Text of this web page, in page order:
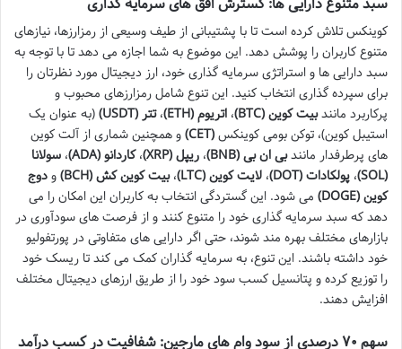
کوینکس تلاش کرده است تا با پشتیبانی از طیف وسیعی از رمزارزها، نیازهای
متنوع کاربران را پوشش دهد. این موضوع به شما اجازه می دهد تا با توجه به
سبد دارایی ها و استراتژی سرمایه گذاری خود، ارز دیجیتال مورد نظرتان را
برای سپرده گذاری انتخاب کنید. این تنوع شامل رمزارزهای محبوب و
پرکاربرد مانندبیت کوین (BTC) ، اتریوم (ETH) ،تتر (USDT)
(به عنوان یک
استیبل کوین)، توکن بومی کوینکس(CET)
و همچنین شماری از آلت کوین
های پرطرفدار مانندبی ان بی (BNB) ، ریپل (XRP) ،کاردانو (ADA) ، سولانا
(SOL)
، پولکادات (DOT) ، لایت کوین (LTC) ،بیت کوین کش (BCH) ودوج
کوین (DOGE)
می شود. این گستردگی انتخاب به کاربران این امکان را می
دهد که سبد سرمایه گذاری خود را متنوع کنند و از فرصت های سودآوری در
بازارهای مختلف بهره مند شوند، حتی اگر دارایی های متفاوتی در پورتفولیو
خود داشته باشند. این تنوع، به سرمایه گذاران کمک می کند تا ریسک خود
را توزیع کرده و پتانسیل کسب سود خود را از طریق ارزهای دیجیتال مختلف
افزایش دهند.
سهم ۷۰ درصدی از سود وام های مارجین: شفافیت در کسب درآمد